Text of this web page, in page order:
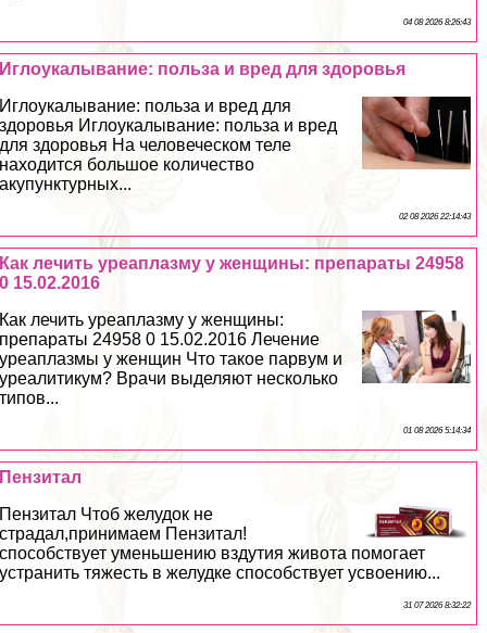
04 08 2026 8:26:43
Иглоукалывание: польза и вред для здоровья
Иглоукалывание: польза и вред для
здоровья Иглоукалывание: польза и вред
для здоровья На человеческом теле
находится большое количество
акупунктурных...
02 08 2026 22:14:43
Как лечить уреаплазму у женщины: препараты 24958
0 15.02.2016
Как лечить уреаплазму у женщины:
препараты 24958 0 15.02.2016 Лечение
уреаплазмы у женщин Что такое парвум и
уреалитикум? Врачи выделяют несколько
типов...
01 08 2026 5:14:34
Пензитал
Пензитал Чтоб желудок не
страдал,принимаем Пензитал!
способствует уменьшению вздутия живота помогает
устранить тяжесть в желудке способствует усвоению...
31 07 2026 8:32:22